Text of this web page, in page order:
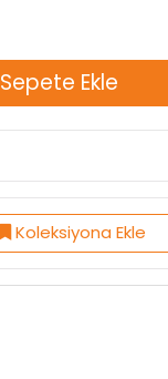
Sepete Ekle
Koleksiyona Ekle